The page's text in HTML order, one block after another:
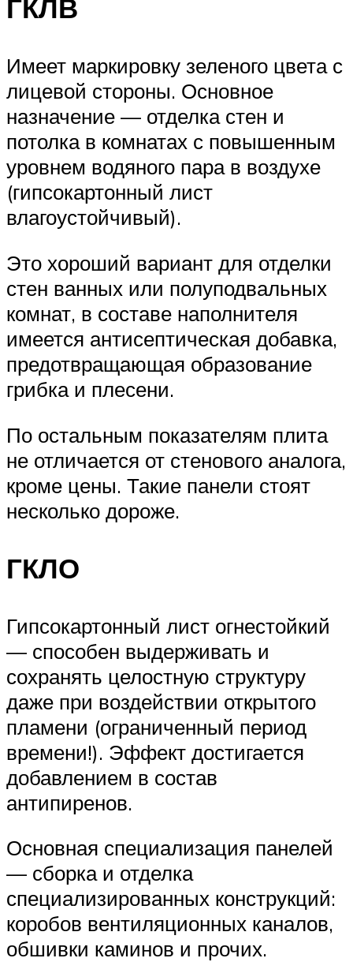
ГКЛВ
Имеет маркировку зеленого цвета с
лицевой стороны. Основное
назначение — отделка стен и
потолка в комнатах с повышенным
уровнем водяного пара в воздухе
(гипсокартонный лист
влагоустойчивый).
Это хороший вариант для отделки
стен ванных или полуподвальных
комнат, в составе наполнителя
имеется антисептическая добавка,
предотвращающая образование
грибка и плесени.
По остальным показателям плита
не отличается от стенового аналога,
кроме цены. Такие панели стоят
несколько дороже.
ГКЛО
Гипсокартонный лист огнестойкий
— способен выдерживать и
сохранять целостную структуру
даже при воздействии открытого
пламени (ограниченный период
времени!). Эффект достигается
добавлением в состав
антипиренов.
Основная специализация панелей
— сборка и отделка
специализированных конструкций:
коробов вентиляционных каналов,
обшивки каминов и прочих.